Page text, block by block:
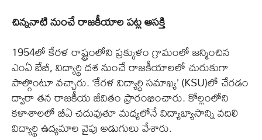
చిన్ననాటి నుంచే రాజకీయాల పట్ల ఆసక్తి
1954లో కేరళ రాష్ట్రంలోని ప్రక్కుళం గ్రామంలో జన్మించిన
ఎంఏ బేబీ, విద్యార్థి దశ నుంచే రాజకీయాలలో చురుకుగా
పాల్గొంటూ వచ్చారు. ‘కేరళ విద్యార్థి సమాఖ్య’ (KSU)లో చేరడం
ద్వారా తన రాజకీయ జీవితం ప్రారంభించారు. కోల్లంలోని
కళాశాలలో బీఏ చదువుతూ మధ్యలోనే విద్యాభ్యాసాన్ని వదిలి
విద్యార్థి ఉద్యమాల వైపు అడుగులు వేశారు.